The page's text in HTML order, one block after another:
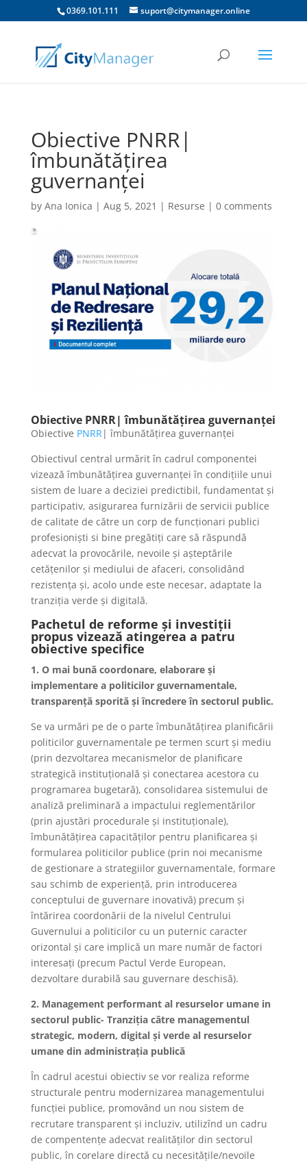
0369.101.111 suport@citymanager.online
Obiective PNRR|
îmbunătățirea
guvernanței
by Ana Ionica | Aug 5, 2021 | Resurse | 0 comments
Obiective PNRR| îmbunătățirea guvernanței
Obiective PNRR| îmbunătățirea guvernanței
Obiectivul central urmărit în cadrul componentei
vizează îmbunătățirea guvernanței în condițiile unui
sistem de luare a deciziei predictibil, fundamentat și
participativ, asigurarea furnizării de servicii publice
de calitate de către un corp de funcționari publici
profesioniști si bine pregătiți care să răspundă
adecvat la provocările, nevoile și așteptările
cetățenilor și mediului de afaceri, consolidând
rezistența și, acolo unde este necesar, adaptate la
tranziția verde și digitală.
Pachetul de reforme și investiții
propus vizează atingerea a patru
obiective specifice
1. O mai bună coordonare, elaborare și
implementare a politicilor guvernamentale,
transparență sporită și încredere în sectorul public.
Se va urmări pe de o parte îmbunătățirea planificării
politicilor guvernamentale pe termen scurt și mediu
(prin dezvoltarea mecanismelor de planificare
strategică instituțională și conectarea acestora cu
programarea bugetară), consolidarea sistemului de
analiză preliminară a impactului reglementărilor
(prin ajustări procedurale și instituționale),
îmbunătățirea capacităților pentru planificarea și
formularea politicilor publice (prin noi mecanisme
de gestionare a strategiilor guvernamentale, formare
sau schimb de experiență, prin introducerea
conceptului de guvernare inovativă) precum și
întărirea coordonării de la nivelul Centrului
Guvernului a politicilor cu un puternic caracter
orizontal și care implică un mare număr de factori
interesați (precum Pactul Verde European,
dezvoltare durabilă sau guvernare deschisă).
2. Management performant al resurselor umane in
sectorul public- Tranziția către managementul
strategic, modern, digital și verde al resurselor
umane din administrația publică
În cadrul acestui obiectiv se vor realiza reforme
structurale pentru modernizarea managementului
funcției publice, promovând un nou sistem de
recrutare transparent și incluziv, utilizînd un cadru
de compentențe adecvat realităților din sectorul
public, în corelare directă cu necesitățile/nevoile